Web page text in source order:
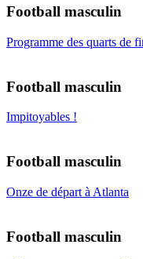
Football masculin
Programme des quarts de
Football masculin
Impitoyables !
Football masculin
Onze de départ à Atlanta
Football masculin